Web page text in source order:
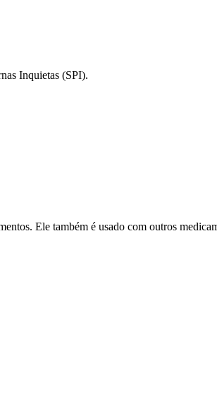
Inquietas (SPI).
Ele também é usado com outros